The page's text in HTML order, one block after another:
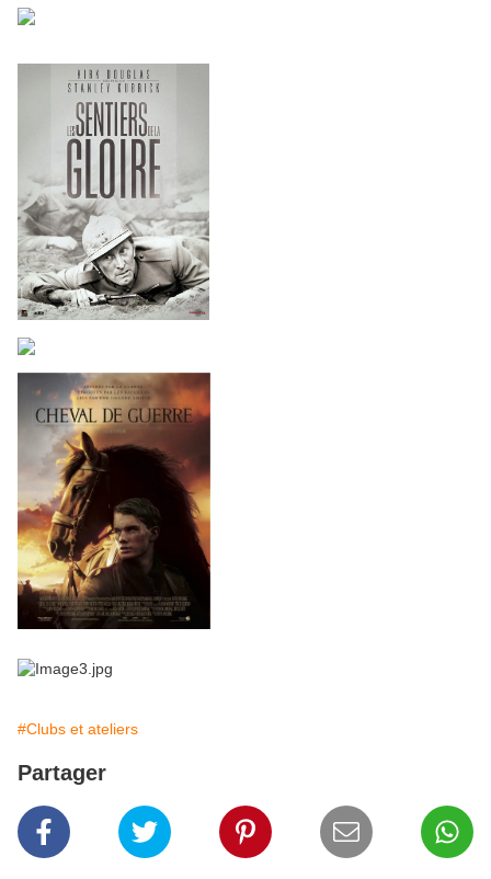
#Clubs et ateliers
Partager